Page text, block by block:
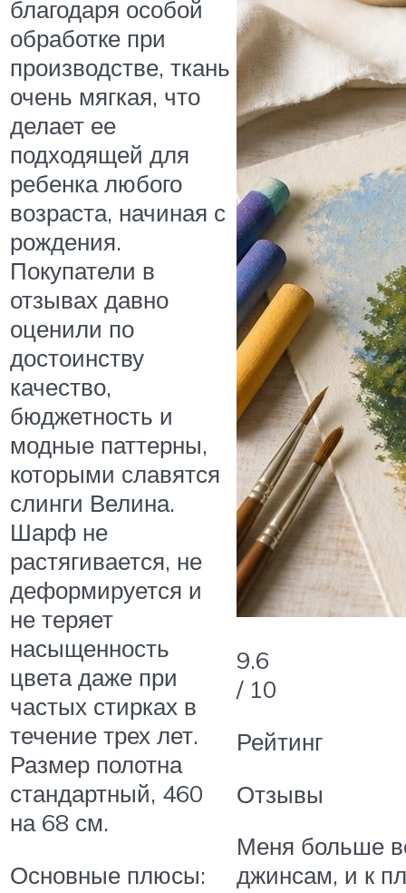
благодаря особой
обработке при
производстве, ткань
очень мягкая, что
делает ее
подходящей для
ребенка любого
возраста, начиная с
рождения.
Покупатели в
отзывах давно
оценили по
достоинству
качество,
бюджетность и
модные паттерны,
которыми славятся
слинги Велина.
Шарф не
растягивается, не
деформируется и
не теряет
насыщенность
цвета даже при
частых стирках в
течение трех лет.
Размер полотна
стандартный, 460
на 68 см.
Основные плюсы:
9.6
/ 10
Рейтинг
Отзывы
Меня больше
джинсам, и к